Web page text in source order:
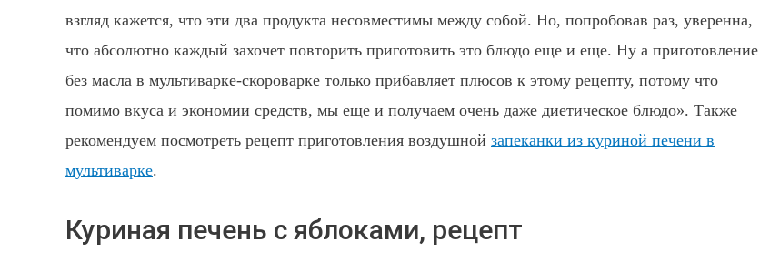
взгляд кажется, что эти два продукта несовместимы между собой. Но, попробовав раз, уверенна,
что абсолютно каждый захочет повторить приготовить это блюдо еще и еще. Ну а приготовление
без масла в мультиварке-скороварке только прибавляет плюсов к этому рецепту, потому что
помимо вкуса и экономии средств, мы еще и получаем очень даже диетическое блюдо». Также
рекомендуем посмотреть рецепт приготовления воздушной запеканки из куриной печени в
мультиварке.
Куриная печень с яблоками, рецепт